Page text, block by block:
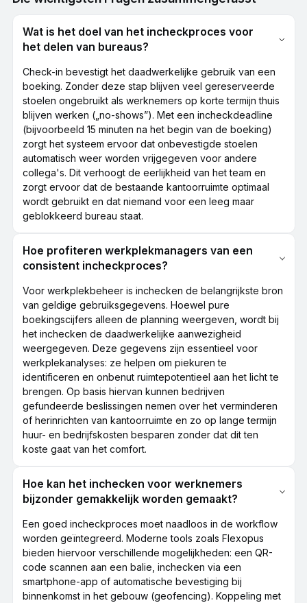
Wat is het doel van het incheckproces voor
het delen van bureaus?
Check-in bevestigt het daadwerkelijke gebruik van een
boeking. Zonder deze stap blijven veel gereserveerde
stoelen ongebruikt als werknemers op korte termijn thuis
blijven werken („no-shows”). Met een incheckdeadline
(bijvoorbeeld 15 minuten na het begin van de boeking)
zorgt het systeem ervoor dat onbevestigde stoelen
automatisch weer worden vrijgegeven voor andere
collega's. Dit verhoogt de eerlijkheid van het team en
zorgt ervoor dat de bestaande kantoorruimte optimaal
wordt gebruikt en dat niemand voor een leeg maar
geblokkeerd bureau staat.
Hoe profiteren werkplekmanagers van een
consistent incheckproces?
Voor werkplekbeheer is inchecken de belangrijkste bron
van geldige gebruiksgegevens. Hoewel pure
boekingscijfers alleen de planning weergeven, wordt bij
het inchecken de daadwerkelijke aanwezigheid
weergegeven. Deze gegevens zijn essentieel voor
werkplekanalyses: ze helpen om piekuren te
identificeren en onbenut ruimtepotentieel aan het licht te
brengen. Op basis hiervan kunnen bedrijven
gefundeerde beslissingen nemen over het verminderen
of herinrichten van kantoorruimte en zo op lange termijn
huur- en bedrijfskosten besparen zonder dat dit ten
koste gaat van het comfort.
Hoe kan het inchecken voor werknemers
bijzonder gemakkelijk worden gemaakt?
Een goed incheckproces moet naadloos in de workflow
worden geïntegreerd. Moderne tools zoals Flexopus
bieden hiervoor verschillende mogelijkheden: een QR-
code scannen aan een balie, inchecken via een
smartphone-app of automatische bevestiging bij
binnenkomst in het gebouw (geofencing). Koppeling met